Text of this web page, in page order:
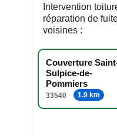
Intervention
réparation de
voisines :
Couverture
Sulpice-de-
Pommiers
33540 1.9 km